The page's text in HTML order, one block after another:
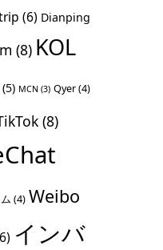
(6) Dianping
(8) KOL
(5) MCN (3) Qyer(4)
(8)
(4) Weibo
インバ